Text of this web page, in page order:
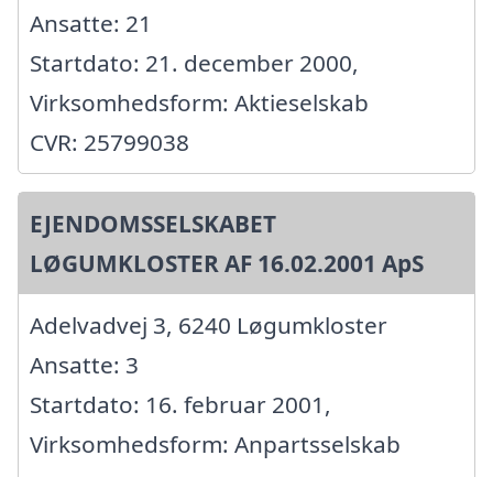
Ansatte: 21
Startdato: 21. december 2000,
Virksomhedsform: Aktieselskab
CVR: 25799038
EJENDOMSSELSKABET
LØGUMKLOSTER AF 16.02.2001 ApS
Adelvadvej 3, 6240 Løgumkloster
Ansatte: 3
Startdato: 16. februar 2001,
Virksomhedsform: Anpartsselskab